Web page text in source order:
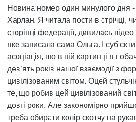
Новина номер один минулого дня -
Харлан. Я читала пости в стрічці,
сторінці федерації, дивилась відео
яке записала сама Ольга. І
асоціація, що в цій картинці я
девʼять років нашої взаємодії з
цивілізованим світом. Оцей
те, що робив цей цивілізований
довгі роки. Але закономірно
треба обирати колір скотчу на